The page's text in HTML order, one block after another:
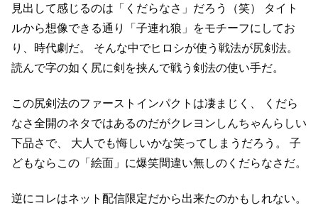
見出して感じるのは「くだらなさ」だろう（笑）
タイト
ルから想像できる通り「子連れ狼」をモチーフにしてお
り、時代劇だ。
そんな中でヒロシが使う戦法が尻剣法。
読んで字の如く尻に剣を挟んで戦う剣法の使い手だ。
この尻剣法のファーストインパクトは凄まじく、
くだら
なさ全開のネタではあるのだがクレヨンしんちゃんらしい
下品さで、
大人でも悔しいかな笑ってしまうだろう。
子
どもならこの「絵面」に爆笑間違い無しのくだらなさだ。
逆にコレはネット配信限定だから出来たのかもしれない。